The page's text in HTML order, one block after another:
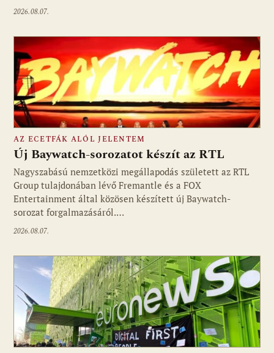
2026.08.07.
Fotó: media1.hu
AZ ECETFÁK ALÓL JELENTEM
Új Baywatch-sorozatot készít az RTL
Nagyszabású nemzetközi megállapodás született az RTL
Group tulajdonában lévő Fremantle és a FOX
Entertainment által közösen készített új Baywatch-
sorozat forgalmazásáról.…
2026.08.07.